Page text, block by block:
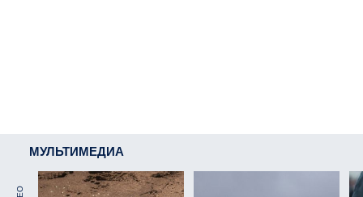
МУЛЬТИМЕДИА